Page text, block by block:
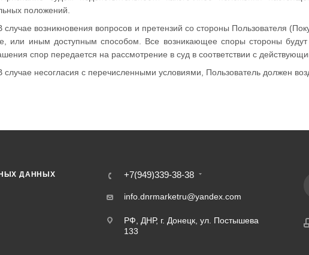
положений.
случае возникновения вопросов и претензий со стороны Пользователя
или иным доступным способом. Все возникающее споры стороны будут
спор передается на рассмотрение в суд в соответствии с
случае несогласия с перечисленными условиями, Пользователь должен
ДАННЫХ +7(949)339-38-38
info.dnrmarketru@yandex.com
РФ, ДНР, г. Донецк, ул. Постышева
133